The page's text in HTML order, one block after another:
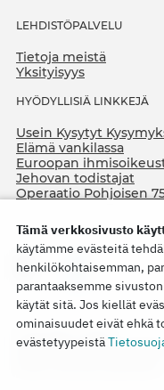
LEHDISTÖPALVELU
Tietoja meistä
Yksityisyys
HYÖDYLLISIÄ LINKKEJÄ
Usein Kysytyt
Elämä vankilassa
Euroopan
Jehovan todistajat
Operaatio Pohjoisen
Copyright © 2026
Watch Tower Bible and
Tämä verkkosivusto
käytämme evästeitä
henkilökohtaisemman,
parantaaksemme
käytät sitä. Jos kiellät
ominaisuudet eivät ehkä
evästetyypeistä